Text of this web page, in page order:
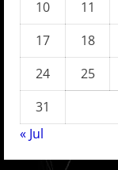
10 11
17
18
24
25
31
« Jul